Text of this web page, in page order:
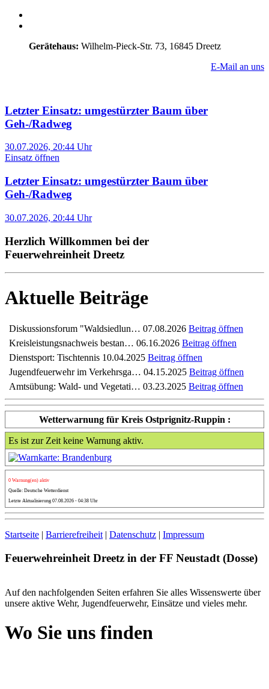
Gerätehaus: Wilhelm-Pieck-Str. 73, 16845 Dreetz
E-Mail an uns
Letzter Einsatz: umgestürzter Baum über
Geh-/Radweg
30.07.2026, 20:44 Uhr
Einsatz öffnen
Letzter Einsatz: umgestürzter Baum über
Geh-/Radweg
30.07.2026, 20:44 Uhr
Herzlich Willkommen bei der
Feuerwehreinheit Dreetz
Aktuelle Beiträge
Diskussionsforum "Waldsiedlun… 07.08.2026 Beitrag öffnen
Kreisleistungsnachweis bestan… 06.16.2026 Beitrag öffnen
Dienstsport: Tischtennis 10.04.2025 Beitrag öffnen
Jugendfeuerwehr im Verkehrsga… 04.15.2025 Beitrag öffnen
Amtsübung: Wald- und Vegetati… 03.23.2025 Beitrag öffnen
Wetterwarnung für Kreis Ostprignitz-Ruppin :
Es ist zur Zeit keine Warnung aktiv.
0 Warnung(en) aktiv
Quelle: Deutsche Wetterdienst
Letzte Aktualisierung 07.08.2026 - 04:38 Uhr
Startseite | Barrierefreiheit | Datenschutz | Impressum
Feuerwehreinheit Dreetz in der FF Neustadt (Dosse)
Auf den nachfolgenden Seiten erfahren Sie alles Wissenswerte über
unsere aktive Wehr, Jugendfeuerwehr, Einsätze und vieles mehr.
Wo Sie uns finden